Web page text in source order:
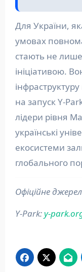
Для України,
умовах
стають не
ініціативою.
на запуск Y-
лідери рівня
українські
екосистеми
глобального
Офіційне
Y-Park:y-